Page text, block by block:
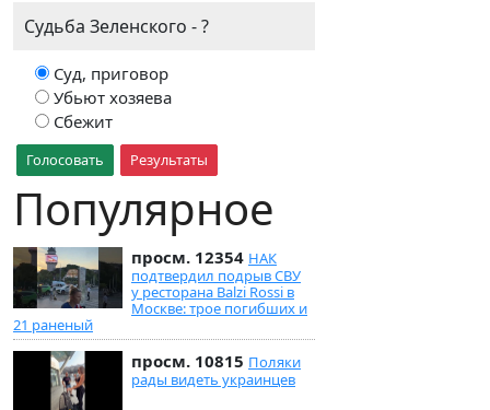
Судьба Зеленского - ?
Суд, приговор
Убьют хозяева
Сбежит
Голосовать Результаты
Популярное
просм. 12354 НАК
подтвердил подрыв СВУ
у ресторана Balzi Rossi в
Москве: трое погибших и
21 раненый
просм. 10815 Поляки
рады видеть украинцев